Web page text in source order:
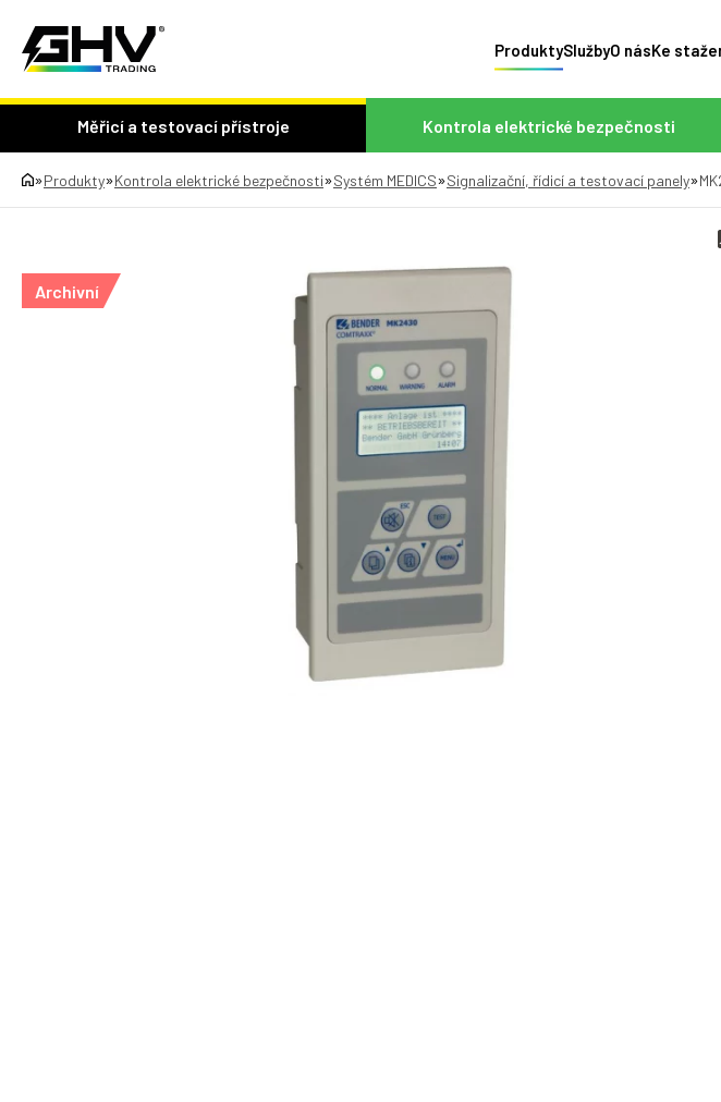
ProduktySlužbyO násKe
Měřicí a testovací přístroje Kontrola elektrické bezpečnosti
»Produkty»Kontrola elektrické bezpečnosti»Systém MEDICS»Signalizační, řídicí a testovací panely»
Archivní